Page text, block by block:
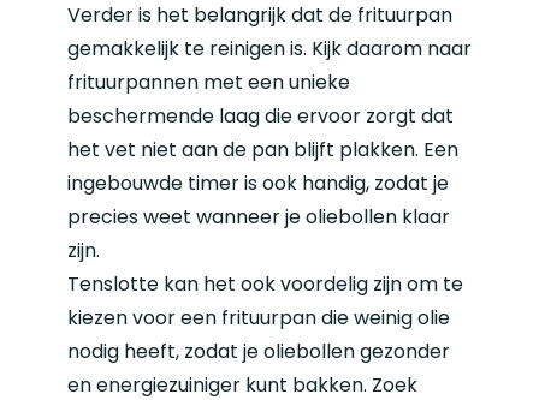
Verder is het belangrijk dat de frituurpan
gemakkelijk te reinigen is. Kijk daarom naar
frituurpannen met een unieke
beschermende laag die ervoor zorgt dat
het vet niet aan de pan blijft plakken. Een
ingebouwde timer is ook handig, zodat je
precies weet wanneer je oliebollen klaar
zijn.
Tenslotte kan het ook voordelig zijn om te
kiezen voor een frituurpan die weinig olie
nodig heeft, zodat je oliebollen gezonder
en energiezuiniger kunt bakken. Zoek